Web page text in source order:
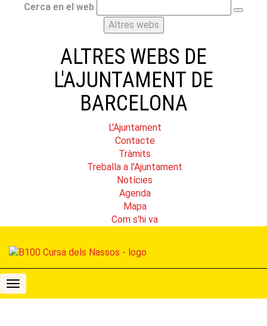
Cerca en el web
Altres webs
ALTRES WEBS DE
L'AJUNTAMENT DE
BARCELONA
L'Ajuntament
Contacte
Tràmits
Treballa a l'Ajuntament
Notícies
Agenda
Mapa
Com s'hi va
B100
Cursa